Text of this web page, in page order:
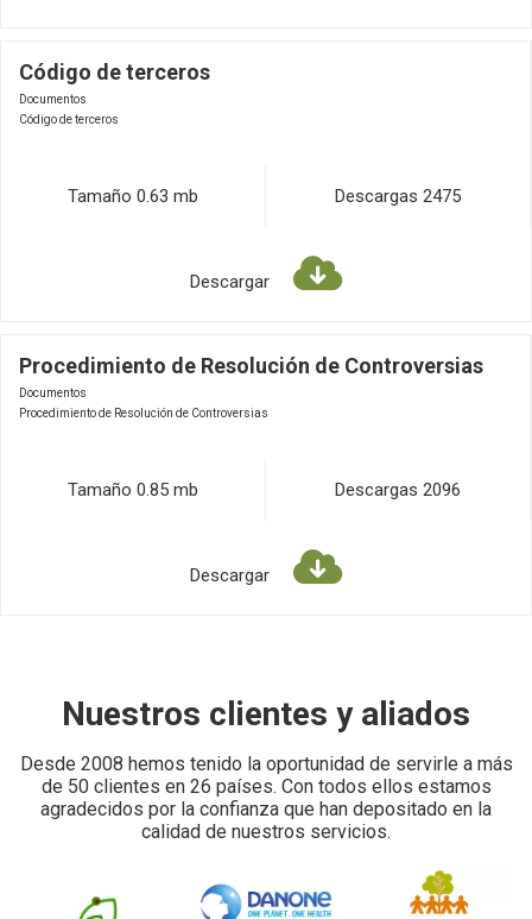
Código de terceros
Documentos
Código de terceros
Tamaño 0.63 mb Descargas 2475
Descargar
Procedimiento de Resolución de Controversias
Documentos
Procedimiento de Resolución de Controversias
Tamaño 0.85 mb Descargas 2096
Descargar
Nuestros clientes y aliados
Desde 2008 hemos tenido la oportunidad de servirle a más
de 50 clientes en 26 países. Con todos ellos estamos
agradecidos por la confianza que han depositado en la
calidad de nuestros servicios.